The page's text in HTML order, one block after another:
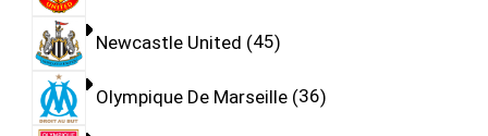
Newcastle United 45
Olympique De Marseille 36